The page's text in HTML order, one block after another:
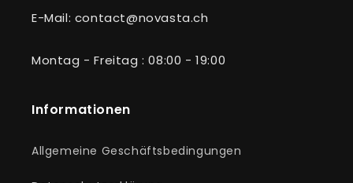
E-Mail: contact@novasta.ch
Montag - Freitag : 08:00 - 19:00
Informationen
Allgemeine Geschäftsbedingungen